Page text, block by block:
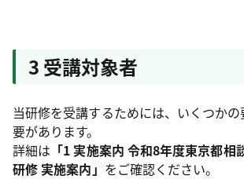
3 受講対象者
当研修を受講するためには、いくつか
要があります。
詳細は 「1 実施案内 令和8年度東京都相
研修 実施案内」 をご確認ください。